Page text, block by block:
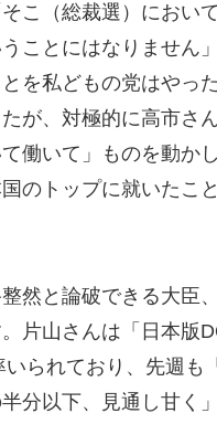
こ（総裁選）におい
ことにはなりません
を私どもの党はやっ
が、対極的に高市さ
働いて」ものを動か
のトップに就いたこ
然と論破できる大臣
片山さんは「日本
られており、先週も
分以下、見通し甘く